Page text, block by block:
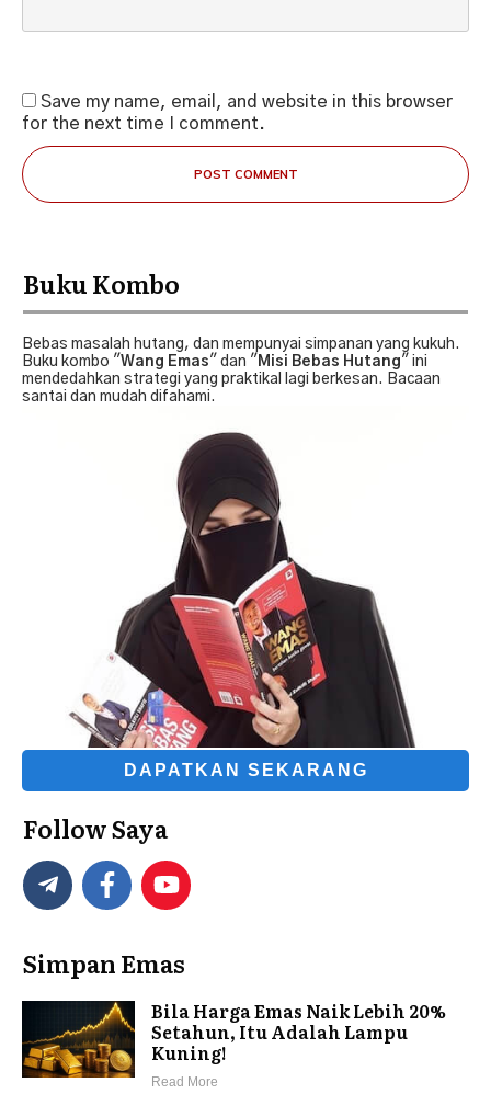
Save my name, email, and website in this browser
for the next time I comment.
POST COMMENT
Buku Kombo
Bebas masalah hutang, dan mempunyai simpanan yang kukuh.
Buku kombo "Wang Emas" dan " Misi Bebas Hutang" ini
mendedahkan strategi yang praktikal lagi berkesan. Bacaan
santai dan mudah difahami.
DAPATKAN SEKARANG
Follow Saya
Simpan Emas
Bila Harga Emas Naik Lebih 20%
Setahun, Itu Adalah Lampu
Kuning!
Read More